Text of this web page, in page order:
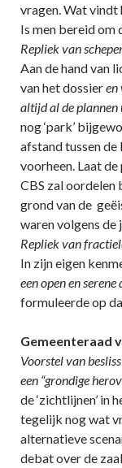
vragen. Wat vindt
Is men bereid om
Repliek van
Aan de hand van
van het dossieren
altijd al de plannen
nog ‘park’
afstand tussen
voorheen. Laat
CBS zal oordelen
grond van de
waren volgens de
Repliek van
In zijn eigen
een open en serene
formuleerde op
Gemeenteraad
Voorstel van
een “grondige
de ‘zichtlijnen’ in
tegelijk nog wat
alternatieve
debat over de